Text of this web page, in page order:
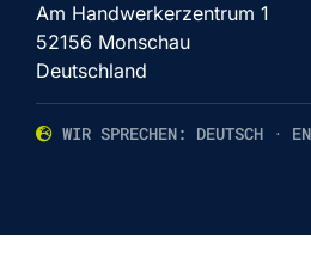
Am Handwerkerzentrum 1
52156 Monschau
Deutschland
WIR SPRECHEN: DEUTSCH ·